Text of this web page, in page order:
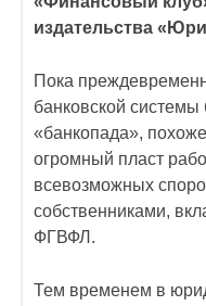
издательства
Пока
банковской
«банкопада»,
огромный пласт
всевозможных
собственниками,
ФГВФЛ.
Тем временем в